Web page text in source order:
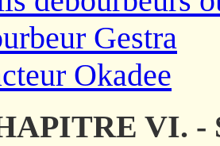
Gestra
Okadee
VI. -